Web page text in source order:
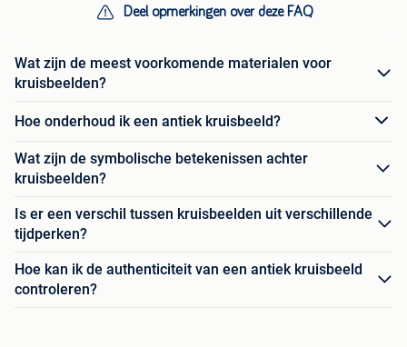
Deel opmerkingen over deze FAQ
Wat zijn de meest voorkomende materialen voor
kruisbeelden?
Hoe onderhoud ik een antiek kruisbeeld?
Wat zijn de symbolische betekenissen achter
kruisbeelden?
Is er een verschil tussen kruisbeelden uit verschillende
tijdperken?
Hoe kan ik de authenticiteit van een antiek kruisbeeld
controleren?